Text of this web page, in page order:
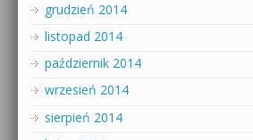
grudzień 2014
listopad 2014
październik 2014
wrzesień 2014
sierpień 2014